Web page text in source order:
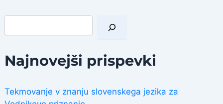
I
Najnovejši prispevki
Tekmovanje v znanju slovenskega jezika za